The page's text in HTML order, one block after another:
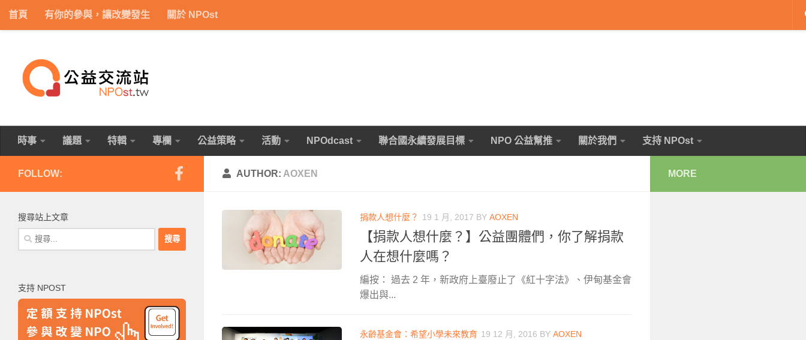
Skip to content
首頁 有你的參與，讓改變發生 關於 NPOst
時事 議題 特輯 專欄 公益策略 活動 NPOdcast 聯合國永續發展目標 NPO 公益幫推 關於我們 支持 NPOst
AUTHOR: AOXEN
捐款人想什麼？ 19 1 月, 2017 BY AOXEN
【捐款人想什麼？】公益團體們，你了解捐款
人在想什麼嗎？
編按： 過去 2 年，新政府上臺廢止了《紅十字法》、伊甸基金會
爆出與...
永齡基金會：希望小學未來教育 19 12 月, 2016 BY AOXEN
FOLLOW:
搜尋站上文章
搜
尋
字:
支持 NPOST
MORE